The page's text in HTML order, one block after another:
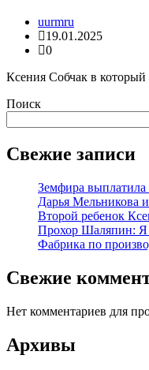
uurmru
19.01.2025
0
Ксения Собчак в который
Поиск
Свежие записи
Земфира выплатила
Дарья Мельникова
Второй ребенок
Прохор Шаляпин: Я
Фабрика по
Свежие
Нет комментариев для
Архивы